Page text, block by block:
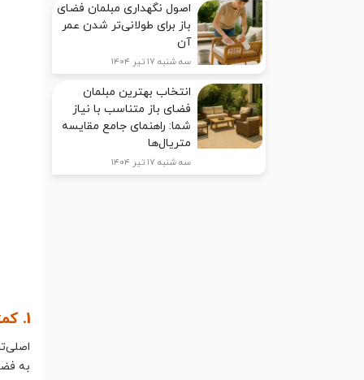
اصول نگهداری مبلمان فضای
باز برای طولانی‌تر شدن عمر
آن
سه شنبه ۱۷ تیر ۱۴۰۴
انتخاب بهترین مبلمان
فضای باز متناسب با نیاز
شما: راهنمای جامع مقایسه
متریال‌ها
سه شنبه ۱۷ تیر ۱۴۰۴
1. کمتر، بیشتر است
به